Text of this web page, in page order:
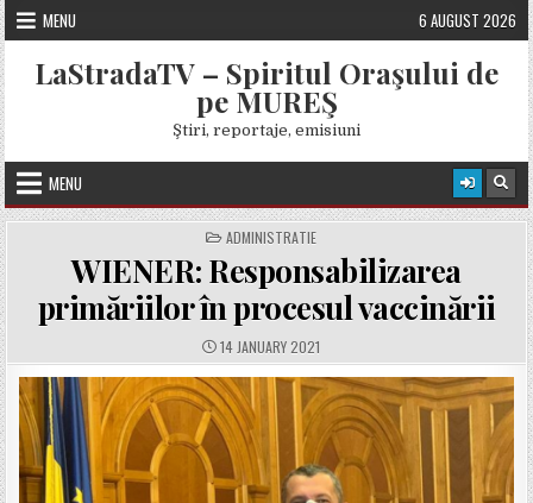
Skip
to
content
MENU 6 AUGUST 2026
LaStradaTV – Spiritul Oraşului de
pe MUREŞ
Ştiri, reportaje, emisiuni
MENU
POSTED
IN
ADMINISTRATIE
WIENER: Responsabilizarea
primăriilor în procesul vaccinării
PUBLISHED
DATE:
14 JANUARY 2021